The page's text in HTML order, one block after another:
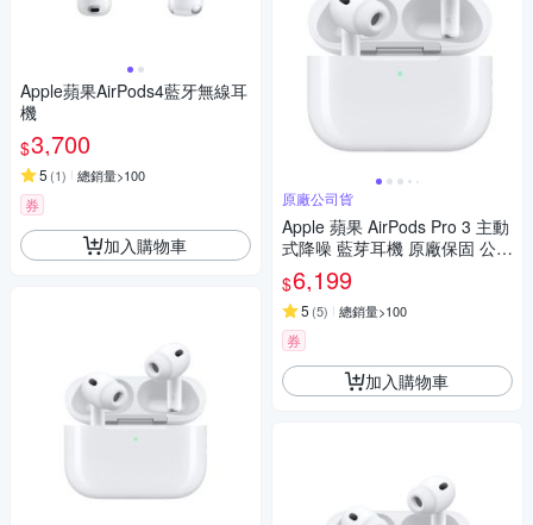
Apple蘋果AirPods4藍牙無線耳
機
$3,700
5 (1) 總銷量>100
券
加入購物車
原廠公司貨
Apple 蘋果 AirPods Pro 3 主動
式降噪 藍芽耳機 原廠保固 公司
$6,199
5 (5) 總銷量>100
券
加入購物車